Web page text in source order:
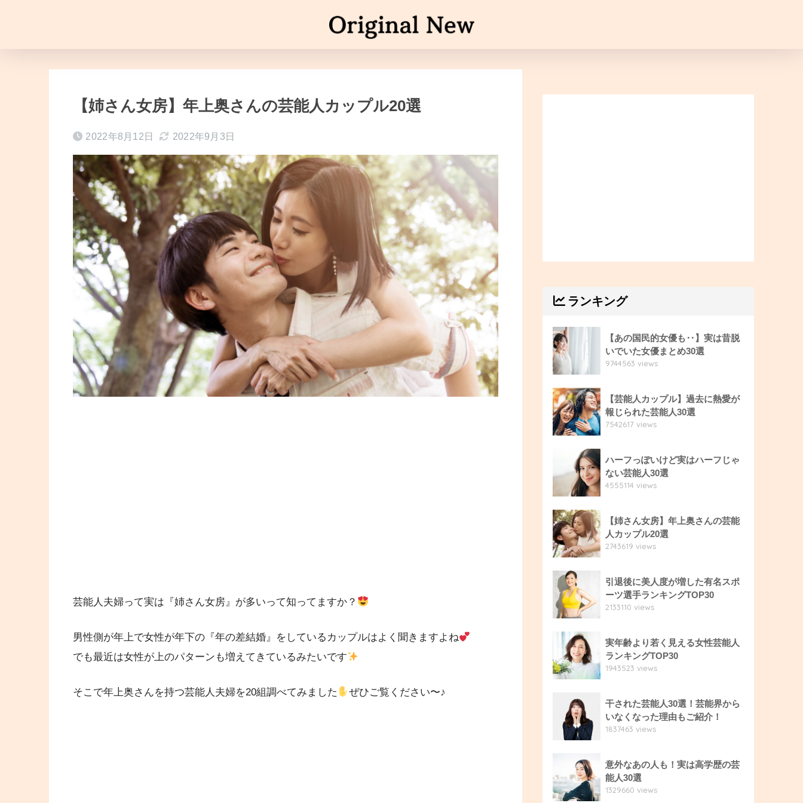
【姉さん女房】年上奥さんの芸能人カップル20選
2022年8月12日 2022年9月3日
芸能人夫婦って実は『姉さん女房』が多いって知ってますか？
男性側が年上で女性が年下の『年の差結婚』をしているカップルはよく聞きますよね
でも最近は女性が上のパターンも増えてきているみたいです
そこで年上奥さんを持つ芸能人夫婦を20組調べてみました ぜひご覧ください〜♪
ランキング
【あの国民的女優も‥】実は昔脱
いでいた女優まとめ30選
9744563 views
【芸能人カップル】過去に熱愛が
報じられた芸能人30選
7542617 views
ハーフっぽいけど実はハーフじゃ
ない芸能人30選
4555114 views
【姉さん女房】年上奥さんの芸能
人カップル20選
2743619 views
引退後に美人度が増した有名スポ
ーツ選手ランキングTOP30
2133110 views
実年齢より若く見える女性芸能人
ランキングTOP30
1943523 views
干された芸能人30選！芸能界から
いなくなった理由もご紹介！
1837463 views
意外なあの人も！実は高学歴の芸
能人30選
1329660 views